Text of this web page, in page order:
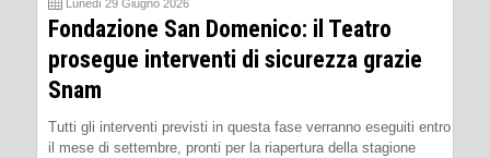
Lunedì 29 Giugno 2026
Fondazione San Domenico: il Teatro
prosegue interventi di sicurezza grazie
Snam
Tutti gli interventi previsti in questa fase verranno eseguiti entro
il mese di settembre, pronti per la riapertura della stagione